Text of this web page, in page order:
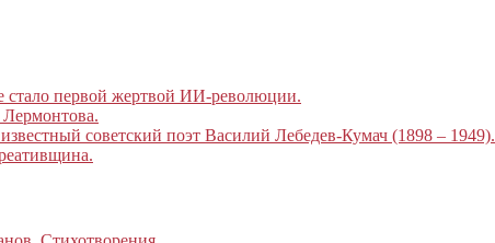
первой жертвой ИИ-революции.
советский поэт Василий Лебедев-Кумач (1898 – 1949).